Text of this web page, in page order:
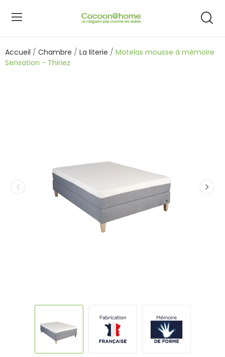
Accueil Chambre La literie
Matelas mousse à mémoire
Sensation - Thiriez